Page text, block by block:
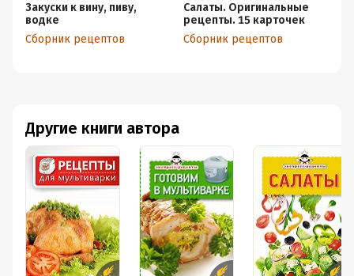
Другие книги автора
Закуски к вину, пиву,
водке
Сборник рецептов
Салаты. Оригинальные
рецепты. 15 карточек
Сборник рецептов